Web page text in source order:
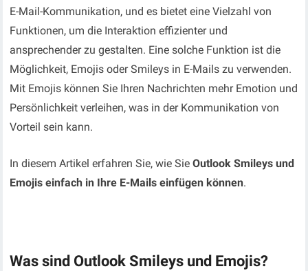
E-Mail-Kommunikation, und es bietet eine Vielzahl von
Funktionen, um die Interaktion effizienter und
ansprechender zu gestalten. Eine solche Funktion ist die
Möglichkeit, Emojis oder Smileys in E-Mails zu verwenden.
Mit Emojis können Sie Ihren Nachrichten mehr Emotion und
Persönlichkeit verleihen, was in der Kommunikation von
Vorteil sein kann.
In diesem Artikel erfahren Sie, wie SieOutlook Smileys und
Emojis einfach in Ihre E-Mails einfügen können.
Was sind Outlook Smileys und Emojis?